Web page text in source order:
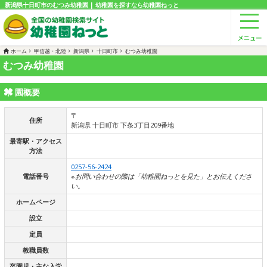
新潟県十日町市のむつみ幼稚園 | 幼稚園を探すなら幼稚園ねっと
ホーム 甲信越・北陸 新潟県 十日町市 むつみ幼稚園
むつみ幼稚園
園概要
住所
〒
新潟県 十日町市 下条3丁目209番地
最寄駅・アクセス
方法
電話番号
0257-56-2424
※お問い合わせの際は「幼稚園ねっとを見た」とお伝えくださ
い。
ホームページ
設立
定員
教職員数